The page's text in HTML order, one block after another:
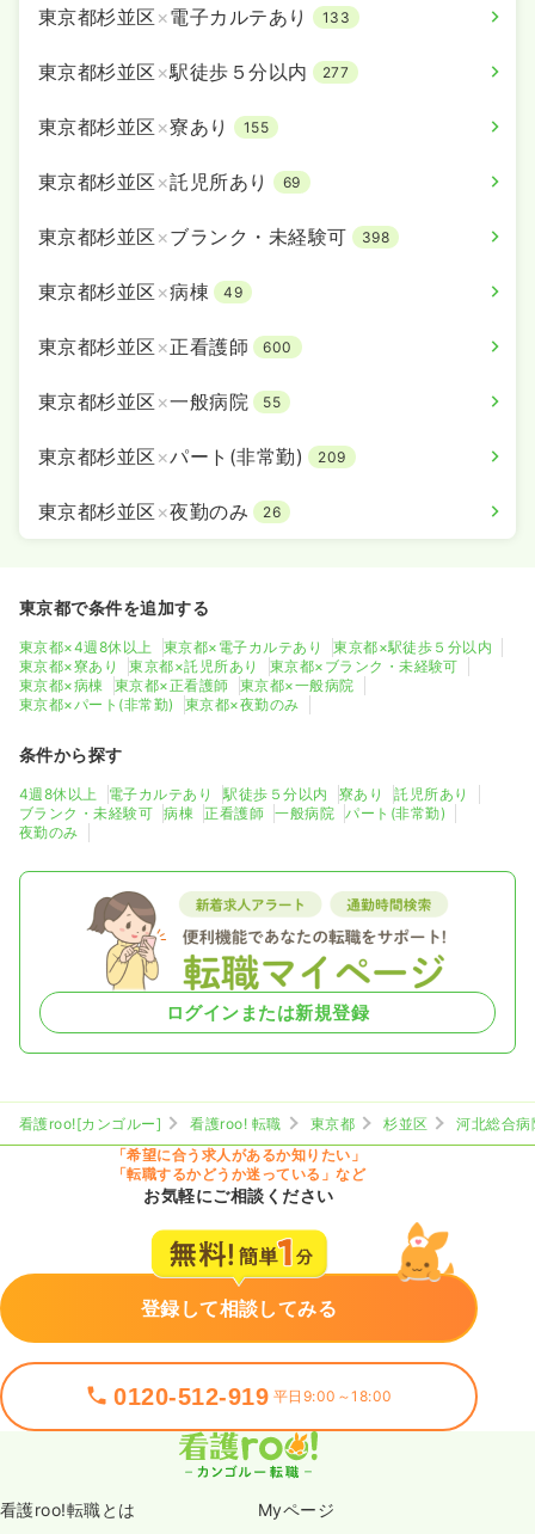
救急外来正看護師 一般病院
2交代（常勤）
給与 31.5万円/月 賞与3.4ヶ月
担当業務未経験可
東京都杉並区 ×電子カルテあり 133
東京都杉並区 ×駅徒歩５分以内 277
東京都杉並区 ×寮あり 155
東京都杉並区 ×託児所あり 69
東京都杉並区 ×ブランク・未経験可 398
東京都杉並区 ×病棟 49
東京都杉並区 ×正看護師 600
東京都杉並区 ×一般病院 55
東京都杉並区 ×パート(非常勤) 209
東京都杉並区 ×夜勤のみ 26
東京都で条件を追加する
東京都×4週8休以上 東京都×電子カルテあり
東京都×駅徒歩５分以内
東京都×寮あり
東京都×託児所あり
東京都×ブランク・未経験可
東京都×病棟
東京都×正看護師
東京都×一般病院
東京都×パート(非常勤)
東京都×夜勤のみ
条件から探す
4週8休以上 電子カルテあり 駅徒歩５分以内 寮あり
託児所あり
ブランク・未経験可
病棟 正看護師 一般病院
パート(非常勤)
夜勤のみ
ログインまたは新規登録
看護roo![カンゴルー] 看護roo! 転職 東京都 杉並区
河北総合病
「希望に合う求人があるか知りたい」
「転職するかどうか迷っている」など
お気軽にご相談ください
登録して相談してみる
0120-512-919 平日9:00～18:00
看護roo!転職とは Myページ